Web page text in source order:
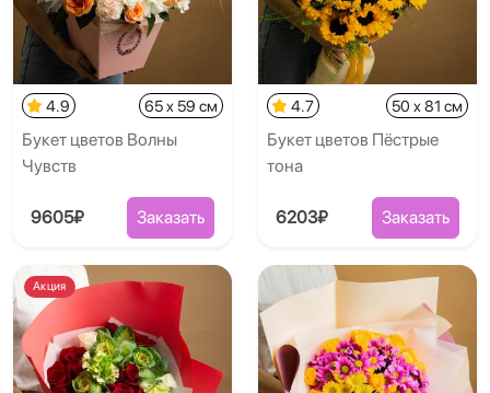
4.9 65 x 59 см
Букет цветов Волны
Чувств
9605₽ Заказать
4.7 50 x 81 см
Букет цветов Пёстрые
тона
6203₽ Заказать
Акция